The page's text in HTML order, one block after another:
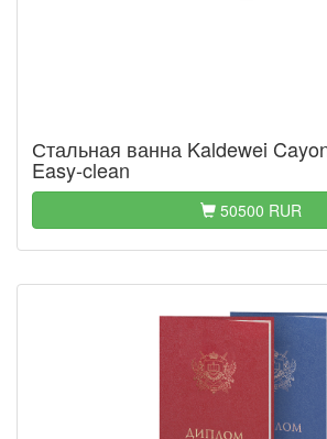
Стальная ванна Kaldewei
Easy-clean
50500 RUR